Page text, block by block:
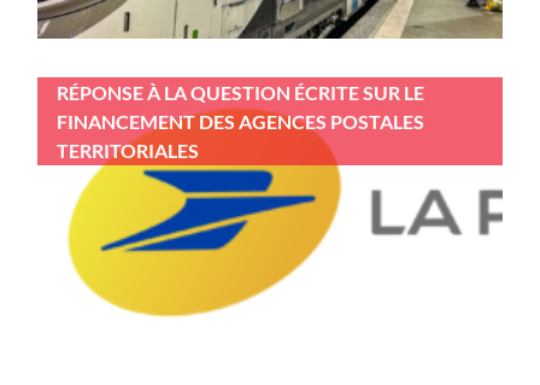
RÉPONSE À LA QUESTION ÉCRITE SUR LE
FINANCEMENT DES AGENCES POSTALES
TERRITORIALES